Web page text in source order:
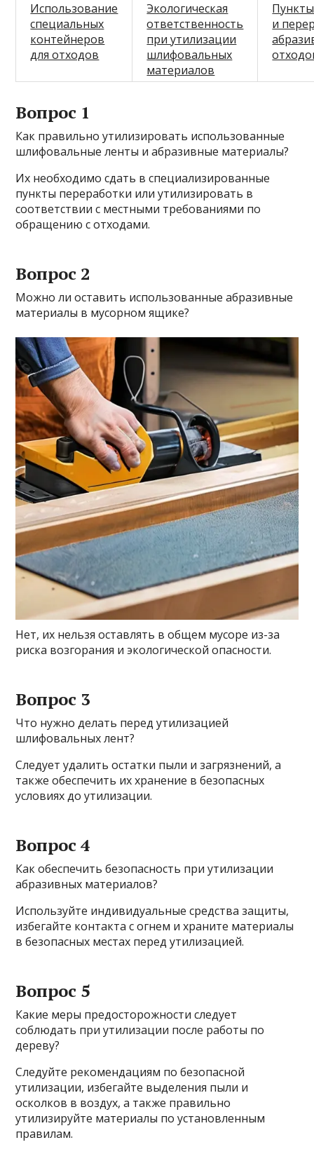
Использование
специальных
контейнеров
для отходов
Экологическая
ответственность
при утилизации
шлифовальных
материалов
и
Вопрос 1
Как правильно утилизировать использованные
шлифовальные ленты и абразивные материалы?
Их необходимо сдать в специализированные
пункты переработки или утилизировать в
соответствии с местными требованиями по
обращению с отходами.
Вопрос 2
Можно ли оставить использованные абразивные
материалы в мусорном ящике?
Нет, их нельзя оставлять в общем мусоре из-за
риска возгорания и экологической опасности.
Вопрос 3
Что нужно делать перед утилизацией
шлифовальных лент?
Следует удалить остатки пыли и загрязнений, а
также обеспечить их хранение в безопасных
условиях до утилизации.
Вопрос 4
Как обеспечить безопасность при утилизации
абразивных материалов?
Используйте индивидуальные средства защиты,
избегайте контакта с огнем и храните материалы
в безопасных местах перед утилизацией.
Вопрос 5
Какие меры предосторожности следует
соблюдать при утилизации после работы по
дереву?
Следуйте рекомендациям по безопасной
утилизации, избегайте выделения пыли и
осколков в воздух, а также правильно
утилизируйте материалы по установленным
правилам.